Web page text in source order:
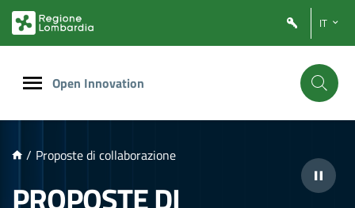
PRINCIPALE
IT
Open Innovation
/ Proposte di collaborazione